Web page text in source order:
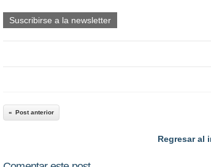
Suscribirse a la newsletter
Post anterior
Regresar al